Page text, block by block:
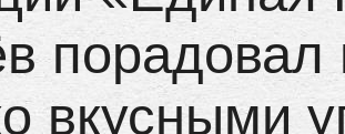
вкусными